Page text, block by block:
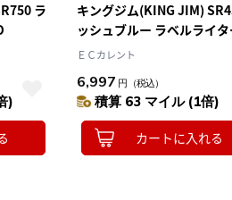
ラ
)
キングジム(KING JIM)
ッシュブルー ラベルライタ
プラPRO
ＥＣカレント
6,997 円 （税込）
積算 63 マイル (1倍)
カートに入れる